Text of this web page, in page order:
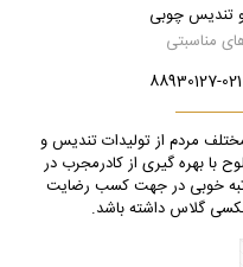
تندیس چوبی
مناسبتی
مردم از تولیدات تندیس و
با بهره گیری از کادرمجرب در
خوبی در جهت کسب رضایت
گلاس داشته باشد.